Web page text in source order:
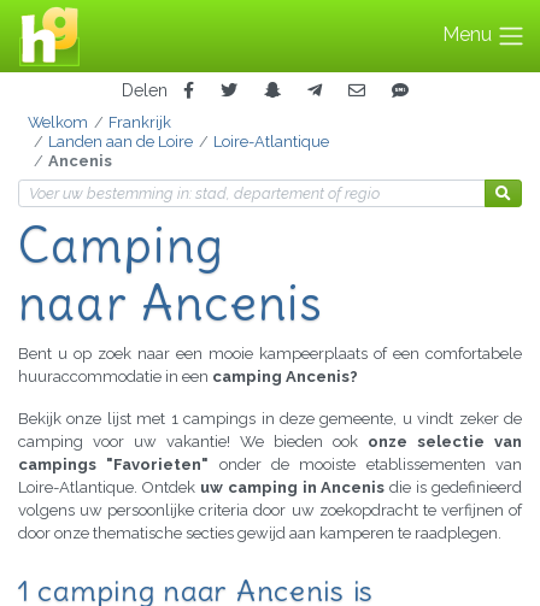
Menu
Delen
Welkom
Frankrijk
Landen aan de Loire
Loire-Atlantique
Ancenis
Camping
naar Ancenis
Bent u op zoek naar een mooie kampeerplaats of een comfortabele
huuraccommodatie in een camping Ancenis?
Bekijk onze lijst met 1 campings in deze gemeente, u vindt zeker de
camping voor uw vakantie! We bieden ook onze selectie van
campings "Favorieten" onder de mooiste etablissementen van
Loire-Atlantique. Ontdek uw camping in Ancenis die is gedefinieerd
volgens uw persoonlijke criteria door uw zoekopdracht te verfijnen of
door onze thematische secties gewijd aan kamperen te raadplegen.
1 camping naar Ancenis is